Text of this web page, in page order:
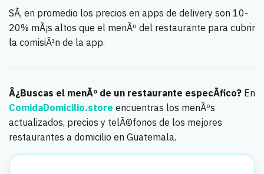
SÃ­, en promedio los precios en apps de delivery son 10-
20% mÃ¡s altos que el menÃº del restaurante para cubrir
la comisiÃ³n de la app.
Â¿Buscas el menÃº de un restaurante especÃ­fico? En
ComidaDomicilio.store encuentras los menÃºs
actualizados, precios y telÃ©fonos de los mejores
restaurantes a domicilio en Guatemala.